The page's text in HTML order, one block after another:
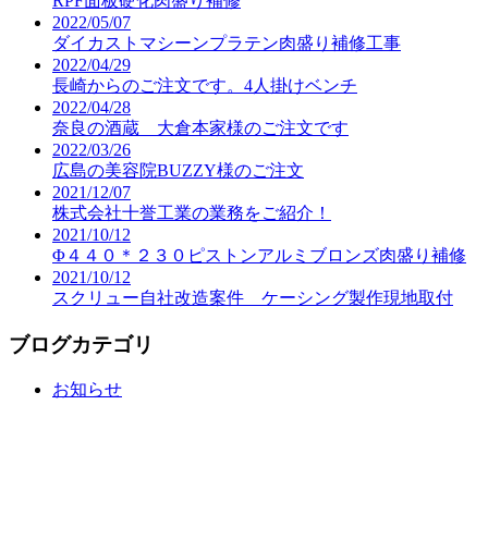
2022/05/07
ダイカストマシーンプラテン肉盛り補修工事
2022/04/29
長崎からのご注文です。4人掛けベンチ
2022/04/28
奈良の酒蔵 大倉本家様のご注文です
2022/03/26
広島の美容院BUZZY様のご注文
2021/12/07
株式会社十誉工業の業務をご紹介！
2021/10/12
Φ４４０＊２３０ピストンアルミブロンズ肉盛り補修
2021/10/12
スクリュー自社改造案件 ケーシング製作現地取付
ブログカテゴリ
お知らせ